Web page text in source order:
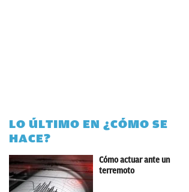
LO ÚLTIMO EN ¿CÓMO SE
HACE?
Cómo actuar ante un
terremoto